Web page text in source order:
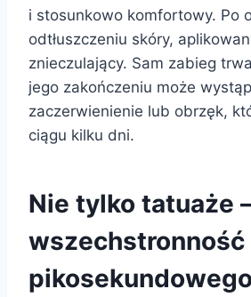
i stosunkowo komfortowy. Po
odtłuszczeniu skóry,
znieczulający. Sam zabieg
jego zakończeniu może
zaczerwienienie lub obrzęk,
ciągu kilku dni.
Nie tylko tatuaże
wszechstronność
pikosekundowego